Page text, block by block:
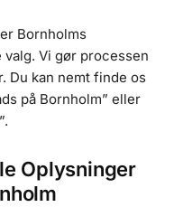
Bornholms
Vi gør processen
Du kan nemt finde os
på Bornholm” eller
Oplysninger